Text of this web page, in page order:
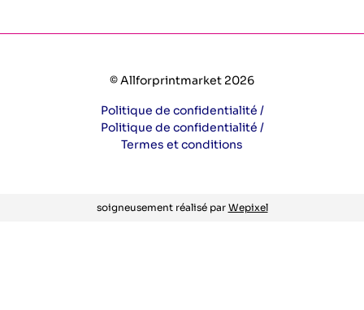
© Allforprintmarket 2026
Politique de confidentialité /
Politique de confidentialité /
Termes et conditions
soigneusement réalisé par Wepixel